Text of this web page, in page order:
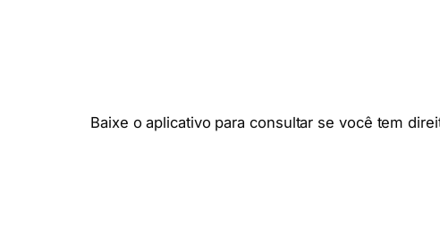
Baixe o aplicativo para consultar se você tem